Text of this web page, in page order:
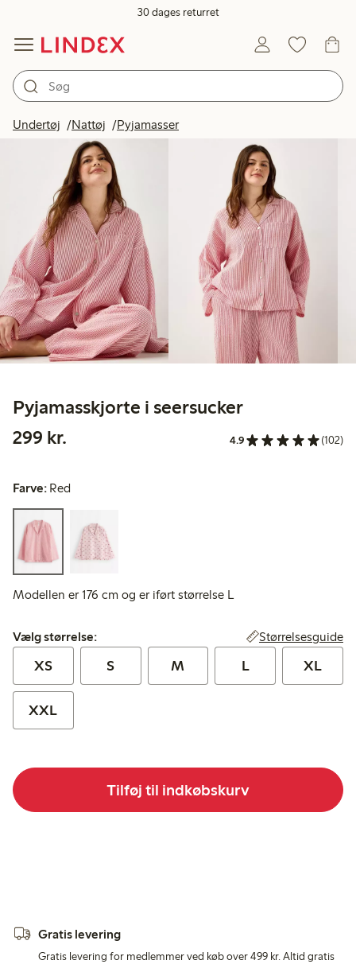
30 dages returret
Undertøj Nattøj Pyjamasser
Pyjamasskjorte i seersucker
299 kr.
4.9 (102)
Farve: Red
Modellen er 176 cm og er iført størrelse L
Vælg størrelse:
Vælg størrelse: Størrelsesguide
XS S M L XL
XXL
Tilføj til indkøbskurv
Gratis levering
Gratis levering for medlemmer ved køb over 499 kr. Altid gratis